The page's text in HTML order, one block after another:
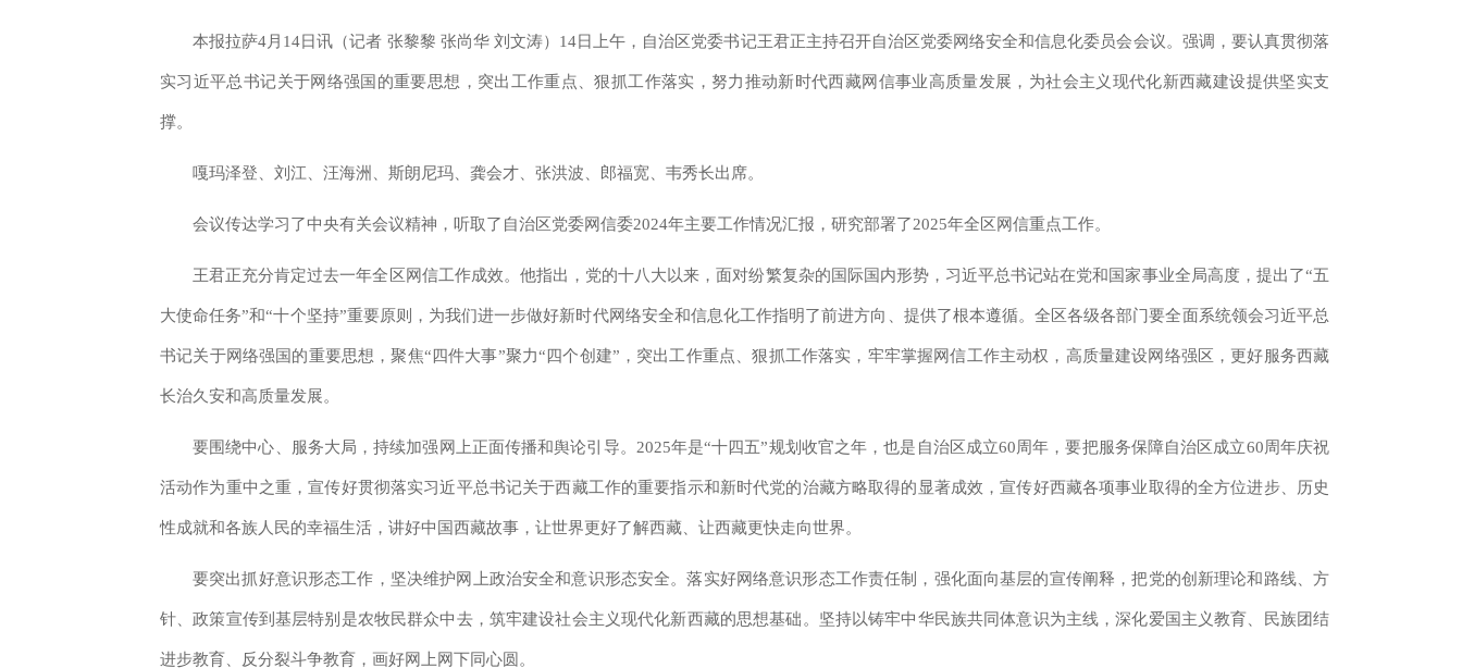
本报拉萨4月14日讯（记者 张黎黎 张尚华 刘文涛）14日上午，自治区党委书记王君正主持召开自治区党委网络安全和信息化委员会会议。强调，要认真贯彻落
实习近平总书记关于网络强国的重要思想，突出工作重点、狠抓工作落实，努力推动新时代西藏网信事业高质量发展，为社会主义现代化新西藏建设提供坚实支
撑。
嘎玛泽登、刘江、汪海洲、斯朗尼玛、龚会才、张洪波、郎福宽、韦秀长出席。
会议传达学习了中央有关会议精神，听取了自治区党委网信委2024年主要工作情况汇报，研究部署了2025年全区网信重点工作。
王君正充分肯定过去一年全区网信工作成效。他指出，党的十八大以来，面对纷繁复杂的国际国内形势，习近平总书记站在党和国家事业全局高度，提出了“五
大使命任务”和“十个坚持”重要原则，为我们进一步做好新时代网络安全和信息化工作指明了前进方向、提供了根本遵循。全区各级各部门要全面系统领会习近平总
书记关于网络强国的重要思想，聚焦“四件大事”聚力“四个创建”，突出工作重点、狠抓工作落实，牢牢掌握网信工作主动权，高质量建设网络强区，更好服务西藏
长治久安和高质量发展。
要围绕中心、服务大局，持续加强网上正面传播和舆论引导。2025年是“十四五”规划收官之年，也是自治区成立60周年，要把服务保障自治区成立60周年庆祝
活动作为重中之重，宣传好贯彻落实习近平总书记关于西藏工作的重要指示和新时代党的治藏方略取得的显著成效，宣传好西藏各项事业取得的全方位进步、历史
性成就和各族人民的幸福生活，讲好中国西藏故事，让世界更好了解西藏、让西藏更快走向世界。
要突出抓好意识形态工作，坚决维护网上政治安全和意识形态安全。落实好网络意识形态工作责任制，强化面向基层的宣传阐释，把党的创新理论和路线、方
针、政策宣传到基层特别是农牧民群众中去，筑牢建设社会主义现代化新西藏的思想基础。坚持以铸牢中华民族共同体意识为主线，深化爱国主义教育、民族团结
进步教育、反分裂斗争教育，画好网上网下同心圆。